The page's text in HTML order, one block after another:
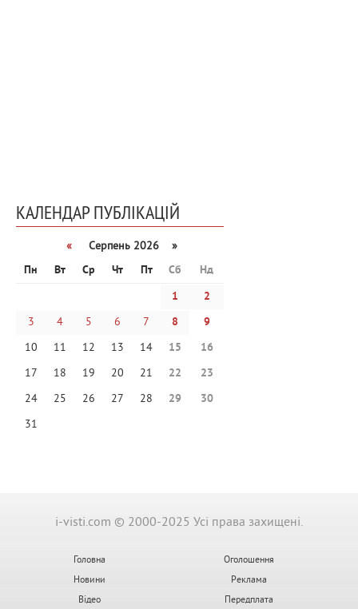
КАЛЕНДАР ПУБЛІКАЦІЙ
«
Серпень 2026 »
Пн
Вт Ср Чт Пт Сб
Нд
1
2
3
4 5 6 7 8
9
10
11 12 13 14 15
16
17
18 19 20 21 22
23
24
25 26 27 28 29
30
31
i-visti.com © 2000-2025 Усі права захищені.
Головна
Новини
Відео
Оголошення
Реклама
Передплата